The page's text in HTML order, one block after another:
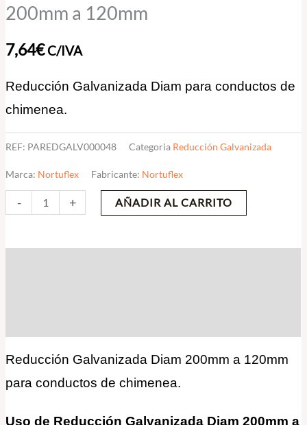
200mm a 120mm
7,64€C/IVA
Reducción Galvanizada Diam para conductos de
chimenea.
REF: PAREDGALV000048 Categoria Reducción Galvanizada
Marca: Nortuflex Fabricante: Nortuflex
-
a
cantidad
+ AÑADIR AL CARRITO
Reducción Galvanizada Diam 200mm a 120mm
para conductos de chimenea.
Uso de Reducción Galvanizada Diam 200mm a